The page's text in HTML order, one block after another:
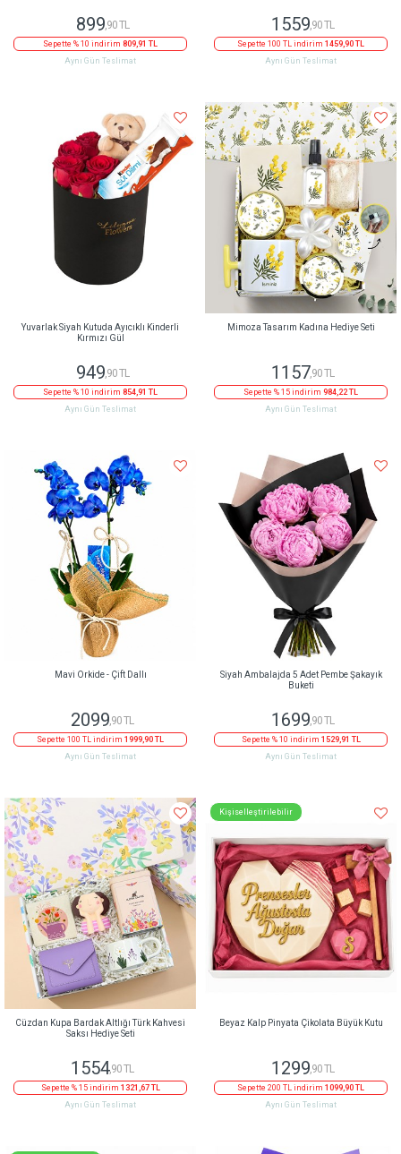
899,90 TL
Sepette % 10 indirim 809,91 TL
Aynı Gün Teslimat
1559,90 TL
Sepette 100 TL indirim 1459,90 TL
Aynı Gün Teslimat
Yuvarlak Siyah Kutuda Ayıcıklı Kinderli
Kırmızı Gül
949,90 TL
Sepette % 10 indirim 854,91 TL
Aynı Gün Teslimat
Mimoza Tasarım Kadına Hediye Seti
1157,90 TL
Sepette % 15 indirim 984,22 TL
Aynı Gün Teslimat
Mavi Orkide - Çift Dallı
2099,90 TL
Sepette 100 TL indirim 1999,90 TL
Aynı Gün Teslimat
Siyah Ambalajda 5 Adet Pembe Şakayık
Buketi
1699,90 TL
Sepette % 10 indirim 1529,91 TL
Aynı Gün Teslimat
Cüzdan Kupa Bardak Altlığı Türk Kahvesi
Saksı Hediye Seti
1554,90 TL
Sepette % 15 indirim 1321,67 TL
Aynı Gün Teslimat
Kişiselleştirilebilir
Beyaz Kalp Pinyata Çikolata Büyük Kutu
1299 ,90 TL
Sepette 200 TL indirim 1099,90 TL
Aynı Gün Teslimat